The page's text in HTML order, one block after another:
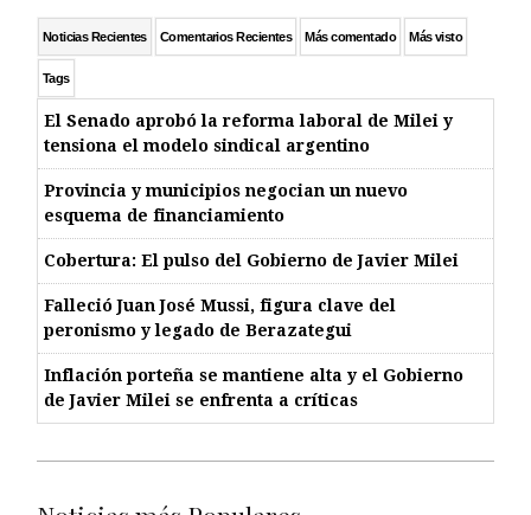
Noticias Recientes Comentarios Recientes Más comentado Más visto
Tags
El Senado aprobó la reforma laboral de Milei y
tensiona el modelo sindical argentino
Provincia y municipios negocian un nuevo
esquema de financiamiento
Cobertura: El pulso del Gobierno de Javier Milei
Falleció Juan José Mussi, figura clave del
peronismo y legado de Berazategui
Inflación porteña se mantiene alta y el Gobierno
de Javier Milei se enfrenta a críticas